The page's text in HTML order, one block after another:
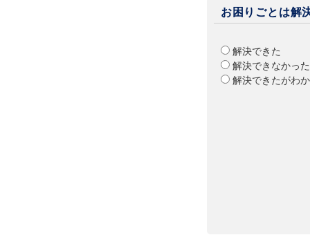
お困りごとは解
解決できた
解決できなかった
解決できたがわ